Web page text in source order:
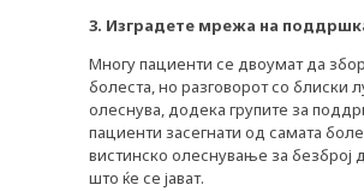
3. Изградете мрежа на
Многу пациенти се двоумат да
болеста, но разговорот со блиски
олеснува, додека групите за
пациенти засегнати од самата
вистинско олеснување за безброј
што ќе се јават.